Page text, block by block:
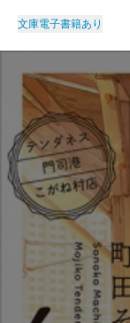
文庫電子書籍あり